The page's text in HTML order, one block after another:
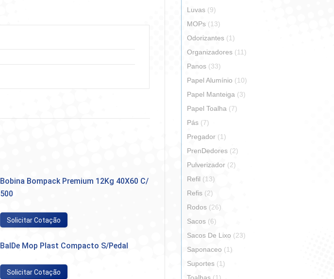
Bobina Bompack Premium 12Kg 40X60 C/
500
Solicitar Cotação
BalDe Mop Plast Compacto S/Pedal
Solicitar Cotação
Luvas (9)
MOPs (13)
Odorizantes (1)
Organizadores (11)
Panos (33)
Papel Alumínio (10)
Papel Manteiga (3)
Papel Toalha (7)
Pás (7)
Pregador (1)
PrenDedores (2)
Pulverizador (2)
Refil (13)
Refis (2)
Rodos (26)
Sacos (6)
Sacos De Lixo (23)
Saponaceo (1)
Suportes (1)